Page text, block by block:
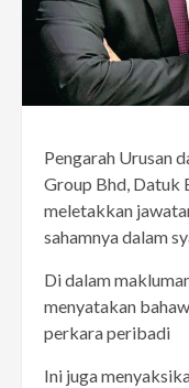
Pengarah Urusan
Group Bhd, Datuk
meletakkan
sahamnya dalam
Di dalam
menyatakan
perkara peribadi
Ini juga